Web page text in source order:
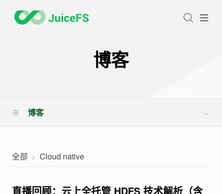
博客
博客
全部 Cloud native
直播回顾：云上全托管 HDFS 技术解析（含